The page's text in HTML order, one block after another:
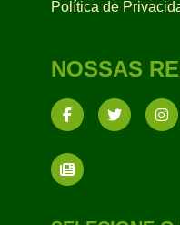
Política de
NOSSAS